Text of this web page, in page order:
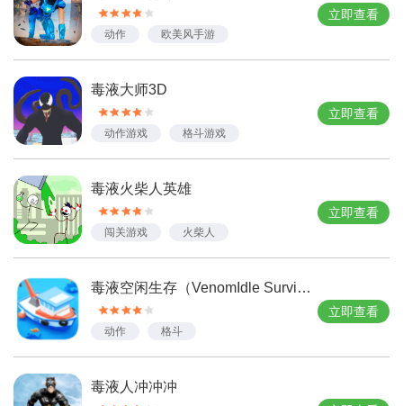
动作 欧美风手游
立即查看
毒液大师3D
动作游戏 格斗游戏
立即查看
毒液火柴人英雄
闯关游戏 火柴人
立即查看
毒液空闲生存（VenomIdle Survive）
动作 格斗
立即查看
毒液人冲冲冲